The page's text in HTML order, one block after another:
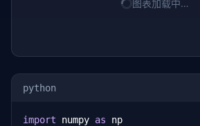
图表加载中…
python
import numpy as